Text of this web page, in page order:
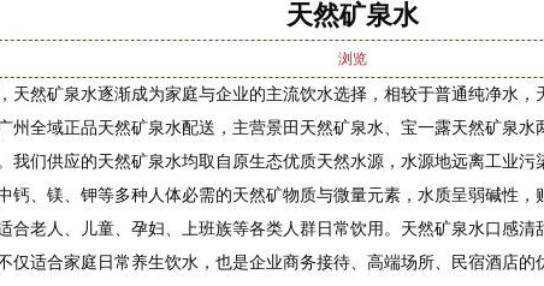
天然矿泉水
浏览
天然矿泉水逐渐成为家庭与企业的主流饮水选择，相较于普通纯净水
州全域正品天然矿泉水配送，主营景田天然矿泉水、宝一露天然矿泉水
我们供应的天然矿泉水均取自原生态优质天然水源，水源地远离工业
钙、镁、钾等多种人体必需的天然矿物质与微量元素，水质呈弱碱性
合老人、儿童、孕妇、上班族等各类人群日常饮用。天然矿泉水口感
仅适合家庭日常养生饮水，也是企业商务接待、高端场所、民宿酒店的